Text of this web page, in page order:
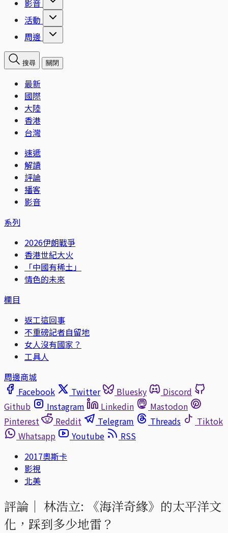
影音
活動
周邊
搜尋 關閉
最新
國際
大陸
香港
台灣
速遞
解讀
評論
播客
影音
系列
2026伊朗戰爭
香港世紀大火
「中國有稀土」
情色的未來
欄目
返工這回事
不重磅記者自留地
女人沒有國家？
工具人
周邊商城
Facebook
Twitter Bluesky
Discord
Github
Instagram Linkedin
Mastodon
Pinterest
Reddit Telegram Threads
Tiktok
Whatsapp
Youtube
RSS
2017奧斯卡
影視
北美
評論｜ 林浩立: 《海洋奇緣》的太平洋文
化，踩到多少地雷？